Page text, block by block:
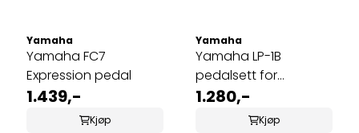
Yamaha
Yamaha FC7
Expression pedal
1.439,-
Kjøp
Yamaha
Yamaha LP-1B
pedalsett for
digitalpiano svart
1.280,-
Kjøp